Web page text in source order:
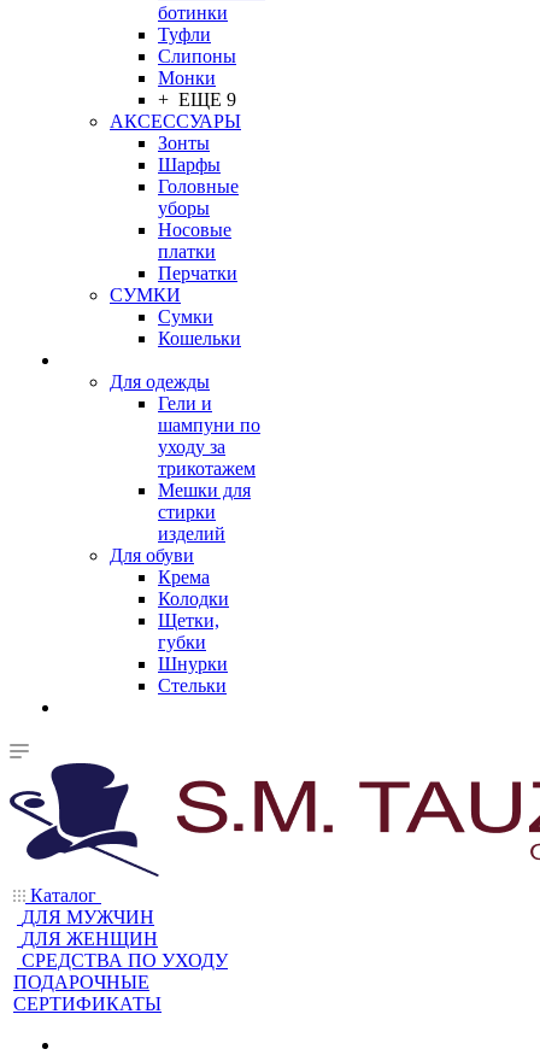
ботинки
Туфли
Слипоны
Монки
+ ЕЩЕ 9
АКСЕССУАРЫ
Зонты
Шарфы
Головные
уборы
Носовые
платки
Перчатки
СУМКИ
Сумки
Кошельки
Для одежды
Гели и
шампуни по
уходу за
трикотажем
Мешки для
стирки
изделий
Для обуви
Крема
Колодки
Щетки,
губки
Шнурки
Стельки
Каталог
ДЛЯ МУЖЧИН
ДЛЯ ЖЕНЩИН
CРЕДСТВА ПО УХОДУ
ПОДАРОЧНЫЕ
СЕРТИФИКАТЫ